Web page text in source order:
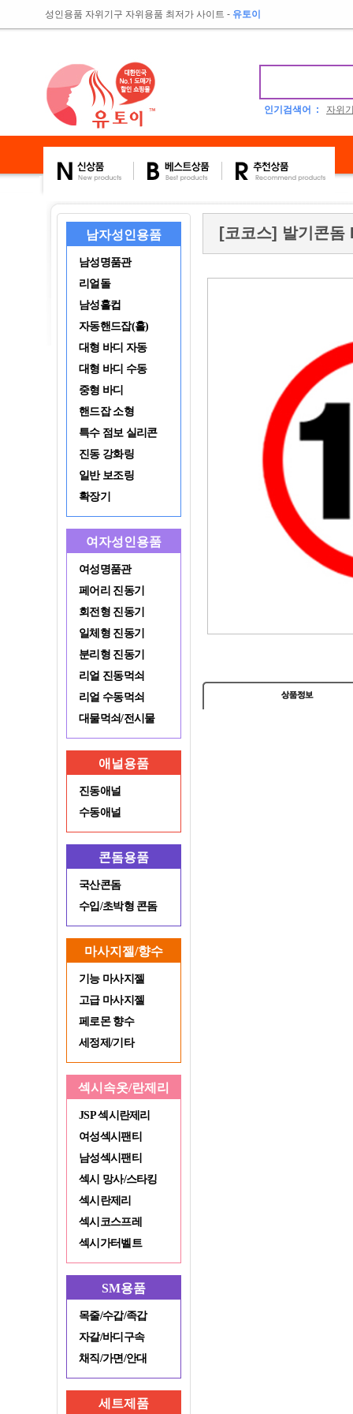
성인용품 자위기구 자위용품 최저가 사이트 - 유토이
인기검색어 : 자위
남자성인용품
남성명품관
리얼돌
남성홀컵
자동핸드잡(홀)
대형 바디 자동
대형 바디 수동
중형 바디
핸드잡 소형
특수 점보 실리콘
진동 강화링
일반 보조링
확장기
여자성인용품
여성명품관
페어리 진동기
회전형 진동기
일체형 진동기
분리형 진동기
리얼 진동먹쇠
리얼 수동먹쇠
대물먹쇠/전시물
애널용품
진동애널
수동애널
콘돔용품
국산콘돔
수입/초박형 콘돔
마사지젤/향수
기능 마사지젤
고급 마사지젤
페로몬 향수
세정제/기타
섹시속옷/란제리
JSP 섹시란제리
여성섹시팬티
남성섹시팬티
섹시 망사/스타킹
섹시란제리
섹시코스프레
섹시가터벨트
SM용품
목줄/수갑/족갑
자갈/바디구속
채직/가면/안대
세트제품
[코코스] 발기콘돔